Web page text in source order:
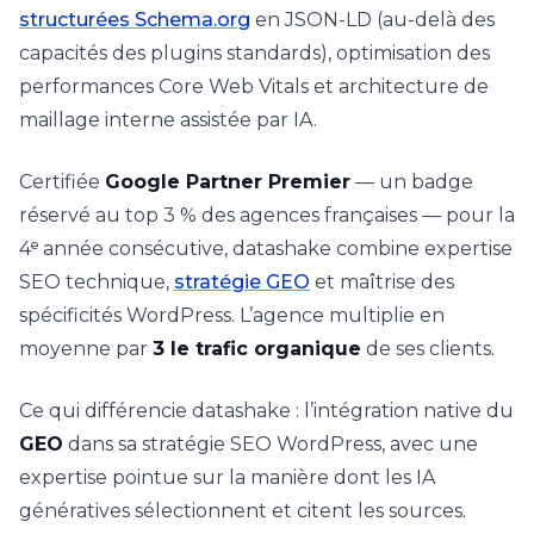
structurées Schema.org en JSON-LD (au-delà des
capacités des plugins standards), optimisation des
performances Core Web Vitals et architecture de
maillage interne assistée par IA.
Certifiée Google Partner Premier — un badge
réservé au top 3 % des agences françaises — pour la
4ᵉ année consécutive, datashake combine expertise
SEO technique, stratégie GEO et maîtrise des
spécificités WordPress. L’agence multiplie en
moyenne par 3 le trafic organique de ses clients.
Ce qui différencie datashake : l’intégration native du
GEO dans sa stratégie SEO WordPress, avec une
expertise pointue sur la manière dont les IA
génératives sélectionnent et citent les sources.